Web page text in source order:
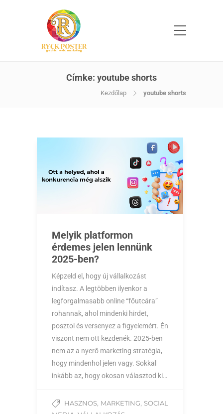
Címke: youtube shorts
Kezdőlap youtube shorts
Melyik platformon
érdemes jelen lennünk
2025-ben?
Képzeld el, hogy új vállalkozást
indítasz. A legtöbben ilyenkor a
legforgalmasabb online “főutcára”
rohannak, ahol mindenki hirdet,
posztol és versenyez a figyelemért. Én
viszont nem ott kezdenék. 2025-ben
nem az a nyerő marketing stratégia,
hogy mindenhol jelen vagy. Sokkal
inkább az, hogy okosan választod ki…
HASZNOS, MARKETING, SOCIAL